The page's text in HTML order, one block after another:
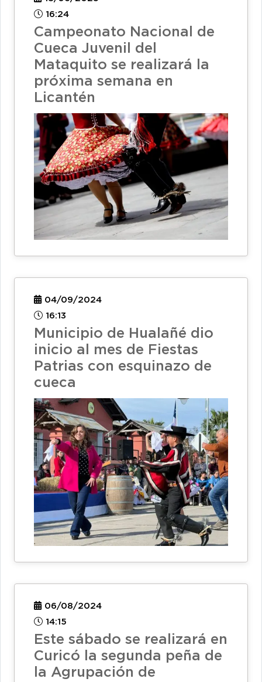
16:24
Campeonato Nacional de
Cueca Juvenil del
Mataquito se realizará la
próxima semana en
Licantén
04/09/2024
16:13
Municipio de Hualañé dio
inicio al mes de Fiestas
Patrias con esquinazo de
cueca
06/08/2024
14:15
Este sábado se realizará en
Curicó la segunda peña de
la Agrupación de